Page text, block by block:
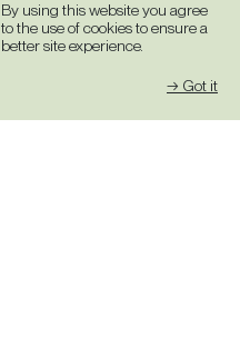
By using this website you agree
to the use of cookies to ensure a
better site experience.
→ Got it